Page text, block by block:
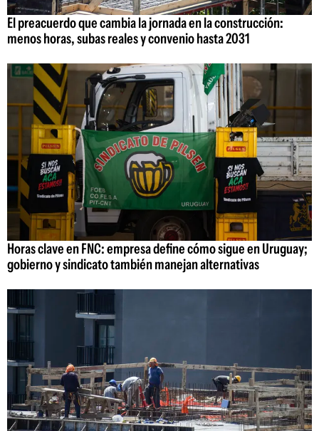
El preacuerdo que cambia la jornada en la construcción:
menos horas, subas reales y convenio hasta 2031
Horas clave en FNC: empresa define cómo sigue en Uruguay;
gobierno y sindicato también manejan alternativas